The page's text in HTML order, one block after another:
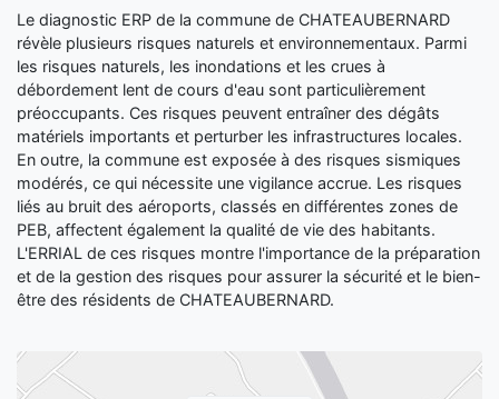
Le diagnostic ERP de la commune de CHATEAUBERNARD
révèle plusieurs risques naturels et environnementaux. Parmi
les risques naturels, les inondations et les crues à
débordement lent de cours d'eau sont particulièrement
préoccupants. Ces risques peuvent entraîner des dégâts
matériels importants et perturber les infrastructures locales.
En outre, la commune est exposée à des risques sismiques
modérés, ce qui nécessite une vigilance accrue. Les risques
liés au bruit des aéroports, classés en différentes zones de
PEB, affectent également la qualité de vie des habitants.
L'ERRIAL de ces risques montre l'importance de la préparation
et de la gestion des risques pour assurer la sécurité et le bien-
être des résidents de CHATEAUBERNARD.